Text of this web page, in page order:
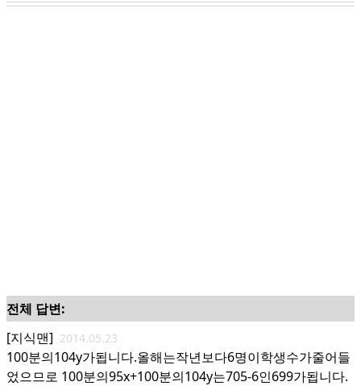
전체 답변:
[지식맨] 2014.05.23
100분의104y가됩니다.올해는작년보다6명이학생수가줄어들
었으므로 100분의95x+100분의104y는705-6인699가됩니다.